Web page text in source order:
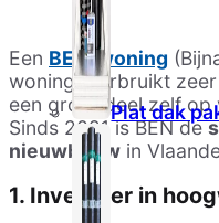
Plat dak
Een BEN-woning
woning) verbruikt
een groot deel zelf op
Sinds 2021 is BEN de
nieuwbouw in
1. Investeer in